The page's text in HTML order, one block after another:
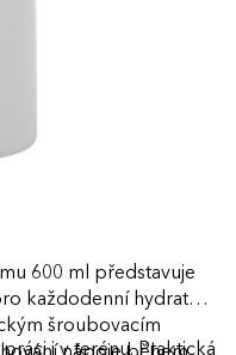
600 ml představuje
každodenní hydrataci.
šroubovacím
i v terénu. Praktická